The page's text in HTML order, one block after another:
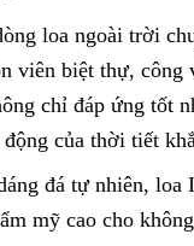
loa ngoài trời
viên biệt thự,
chỉ đáp ứng tốt
của thời tiết
đá tự nhiên, loa
mỹ cao cho